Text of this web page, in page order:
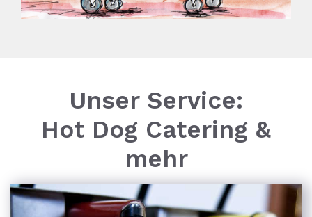
Unser Service:
Hot Dog Catering &
mehr